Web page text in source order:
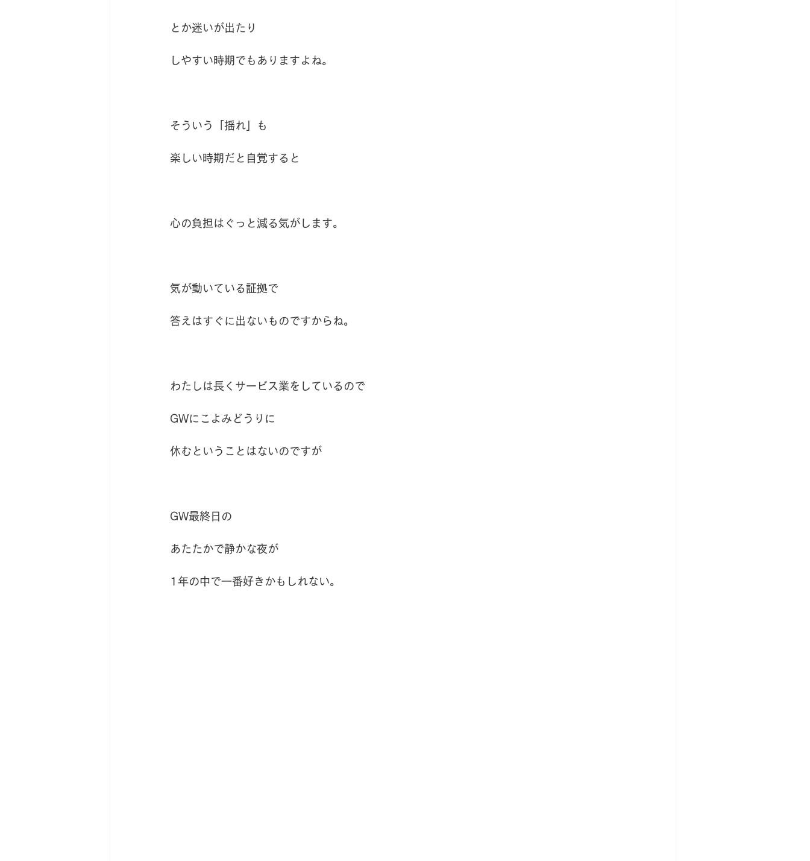
とか迷いが出たり
しやすい時期でもありますよね。
そういう「揺れ」も
楽しい時期だと自覚すると
心の負担はぐっと減る気がします。
気が動いている証拠で
答えはすぐに出ないものですからね。
わたしは長くサービス業をしているので
GWにこよみどうりに
休むということはないのですが
GW最終日の
あたたかで静かな夜が
1年の中で一番好きかもしれない。